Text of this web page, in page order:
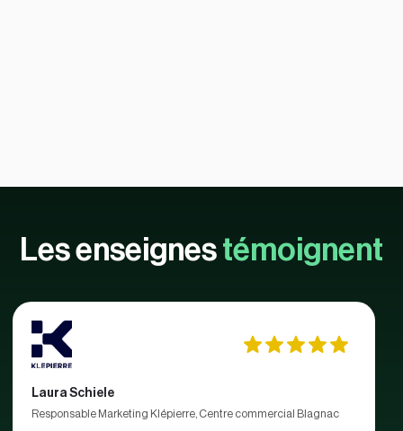
Les enseignes témoignent
Laura Schiele
Responsable Marketing Klépierre, Centre commercial Blagnac